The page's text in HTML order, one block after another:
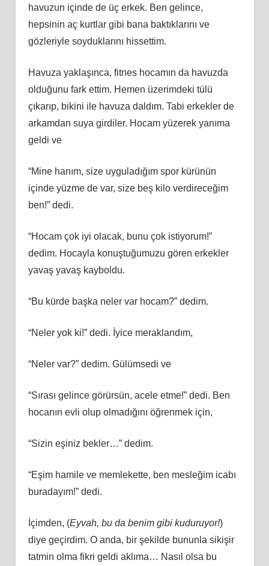
havuzun içinde de üç erkek. Ben gelince,
hepsinin aç kurtlar gibi bana baktıklarını ve
gözleriyle soyduklarını hissettim.
Havuza yaklaşınca, fitnes hocamın da havuzda
olduğunu fark ettim. Hemen üzerimdeki tülü
çıkarıp, bikini ile havuza daldım. Tabi erkekler de
arkamdan suya girdiler. Hocam yüzerek yanıma
geldi ve
“Mine hanım, size uyguladığım spor kürünün
içinde yüzme de var, size beş kilo verdireceğim
ben!” dedi.
“Hocam çok iyi olacak, bunu çok istiyorum!”
dedim. Hocayla konuştuğumuzu gören erkekler
yavaş yavaş kayboldu.
“Bu kürde başka neler var hocam?” dedim.
“Neler yok ki!” dedi. İyice meraklandım,
“Neler var?” dedim. Gülümsedi ve
“Sırası gelince görürsün, acele etme!” dedi. Ben
hocanın evli olup olmadığını öğrenmek için,
“Sizin eşiniz bekler…” dedim.
“Eşim hamile ve memlekette, ben mesleğim icabı
buradayım!” dedi.
İçimden, (Eyvah, bu da benim gibi kuduruyor!)
diye geçirdim. O anda, bir şekilde bununla sikişir
tatmin olma fikri geldi aklıma… Nasıl olsa bu